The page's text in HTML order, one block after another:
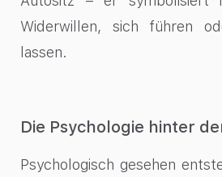
Widerwillen, sich führen
lassen.
Die Psychologie hinter
Psychologisch gesehen